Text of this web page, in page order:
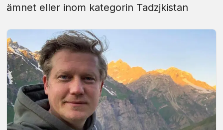
ämnet eller inom kategorin Tadzjkistan